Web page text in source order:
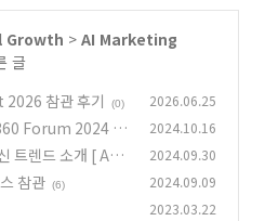
Growth > AI Marketing
글
참관 후기
(0) 2026.06.25
Forum 2024 참
2024.10.16
소개 [ AW
2024.09.30
참관 (6) 2024.09.09
2023.03.22